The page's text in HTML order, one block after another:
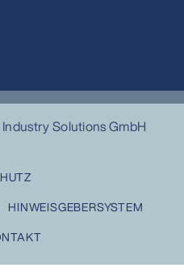
Solutions GmbH
HINWEISGEBERSYSTEM